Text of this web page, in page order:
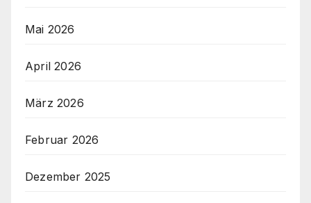
Mai 2026
April 2026
März 2026
Februar 2026
Dezember 2025